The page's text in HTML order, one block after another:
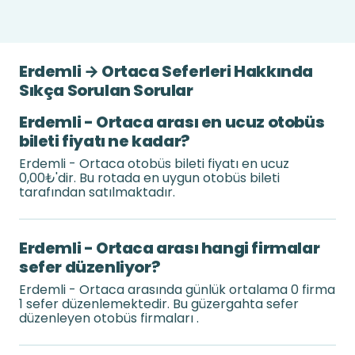
Erdemli → Ortaca Seferleri Hakkında
Sıkça Sorulan Sorular
Erdemli - Ortaca arası en ucuz otobüs
bileti fiyatı ne kadar?
Erdemli - Ortaca otobüs bileti fiyatı en ucuz
0,00₺'dir. Bu rotada en uygun otobüs bileti
tarafından satılmaktadır.
Erdemli - Ortaca arası hangi firmalar
sefer düzenliyor?
Erdemli - Ortaca arasında günlük ortalama 0 firma
1 sefer düzenlemektedir. Bu güzergahta sefer
düzenleyen otobüs firmaları .